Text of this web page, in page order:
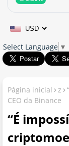
Select Language ▼
Página inicial z
CEO da Binance
“É